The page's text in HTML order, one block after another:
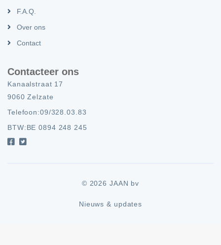
F.A.Q.
Over ons
Contact
Contacteer ons
Kanaalstraat 17
9060 Zelzate
Telefoon:09/328.03.83
BTW:BE 0894 248 245
© 2026 JAAN bv
Nieuws & updates